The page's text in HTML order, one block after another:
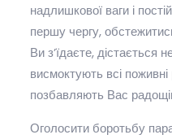
надлишкової ваги і
першу чергу,
Ви з’їдаєте, дістається
висмоктують всі
позбавляють Вас
Оголосити боротьбу